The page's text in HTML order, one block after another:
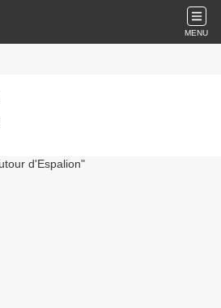
MENU